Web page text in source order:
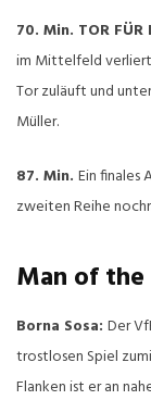
70. Min. TOR FÜR
im Mittelfeld verliert
Tor zuläuft und
Müller.
87. Min. Ein finales
zweiten Reihe
Man of
Borna Sosa: Der
trostlosen Spiel
Flanken ist er an